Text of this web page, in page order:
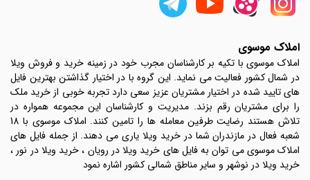
املاک موسوی
املاک موسوی با تکیه بر کارشناسان مجرب خود در زمینه خرید و فروش ویلا
در شمال کشور فعالیت می نماید. این گروه با در اختیار گذاشتن بهترین فایل
های تایید شده در اختیار مشتریان عزیز سعی دارد تجربه خوبی از خرید ملک
را برای مشتریان رقم بزند. مدیریت و کارشناسان این مجموعه همواره در
تلاش هستند رضایت طرفین معامله ها را تامین کنند. املاک موسوی با 18
شعبه فعال در مازندران شما در خرید ویلا یاری می دهند. از جمله فایل های
املاک موسوی می توان به فایل های خرید ویلا در رویان ، خرید ویلا در نور ،
خرید ویلا در نوشهر و سایر مناطق شمالی کشور اشاره نمود